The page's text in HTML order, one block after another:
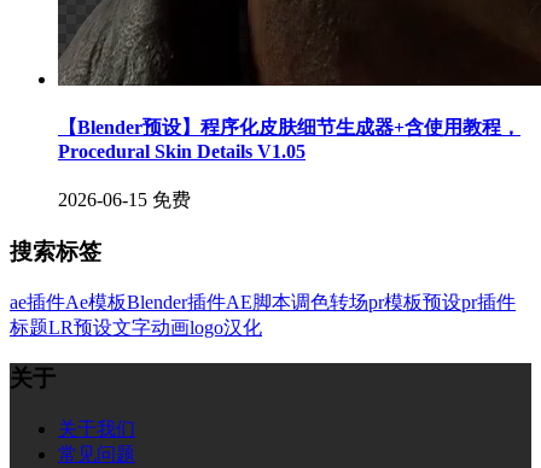
【Blender预设】程序化皮肤细节生成器+含使用教程，
Procedural Skin Details V1.05
2026-06-15 免费
搜索标签
ae插件Ae模板Blender插件AE脚本调色转场pr模板预设pr插件
标题LR预设文字动画logo汉化
关于
关于我们
常见问题